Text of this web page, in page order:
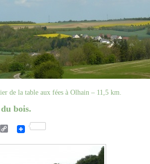
de la table aux fées à Olhain – 11,5 km.
bois.
TwitterCopy